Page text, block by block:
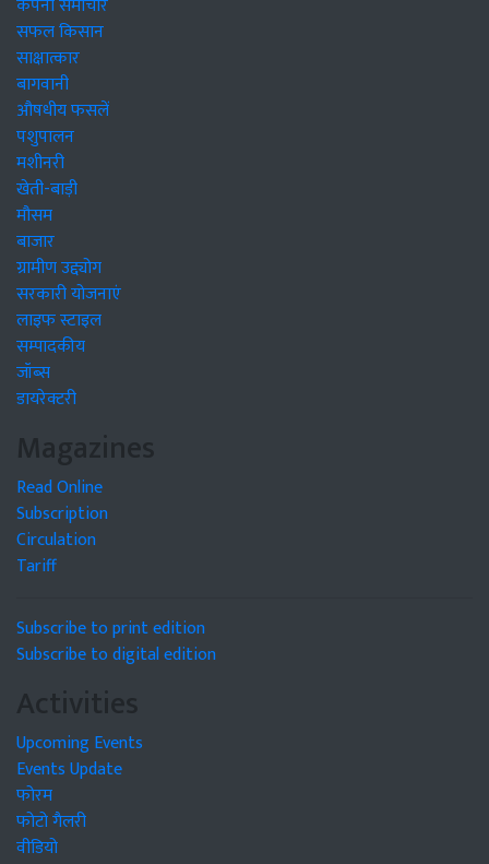
सफल किसान
साक्षात्कार
बागवानी
औषधीय फसलें
पशुपालन
मशीनरी
खेती-बाड़ी
मौसम
बाजार
ग्रामीण उद्द्योग
सरकारी योजनाएं
लाइफ स्टाइल
सम्पादकीय
जॉब्स
डायरेक्टरी
Magazines
Read Online
Subscription
Circulation
Tariff
Subscribe to print edition
Subscribe to digital edition
Activities
Upcoming Events
Events Update
फोरम
फोटो गैलरी
वीडियो